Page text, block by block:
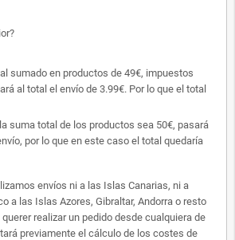
sumado en productos de 49€, impuestos
al total el envío de 3.99€. Por lo que el total
suma total de los productos sea 50€, pasará
por lo que en este caso el total quedaría
envíos ni a las Islas Canarias, ni a
a las Islas Azores, Gibraltar, Andorra o resto
realizar un pedido desde cualquiera de
previamente el cálculo de los costes de